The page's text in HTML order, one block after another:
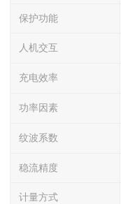
保护功能
人机交互
充电效率
功率因素
纹波系数
稳流精度
计量方式